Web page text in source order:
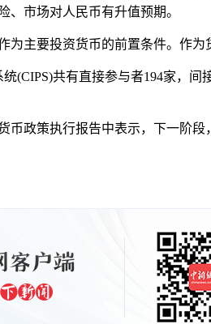
、市场对人民币有升值预期。
要投资货币的前置条件。作为
共有直接参与者194家，间
政策执行报告中表示，下一阶段